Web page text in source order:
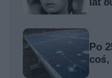
Po
coś,